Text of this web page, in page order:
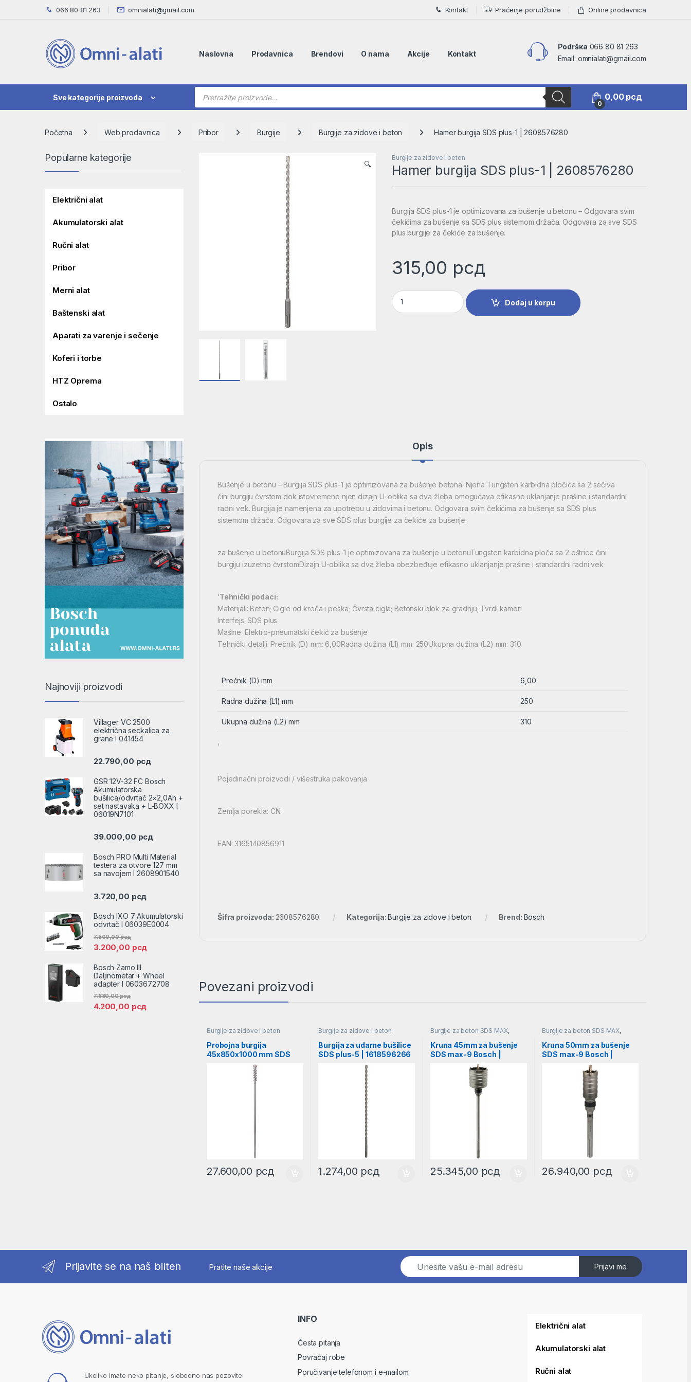
Skip to navigation
Skip to content 066 80 81 263 omnialati@gmail.com Kontakt Praćenje porudžbine Online prodavnica
Naslovna Prodavnica Brendovi O nama Akcije Kontakt
Podršкa 066 80 81 263
Email: omnialati@gmail.com
Sve kategorije proizvoda
Products search
0
0,00 рсд
Početna Web prodavnica Pribor Burgije Burgije za zidove i beton Hamer burgija SDS plus-1 | 2608576280
🔍
Burgije za zidove i beton
Hamer burgija SDS plus-1 | 2608576280
Burgija SDS plus-1 je optimizovana za bušenje u betonu – Odgovara svim
čekićima za bušenje sa SDS plus sistemom držača. Odgovara za sve SDS
plus burgije za čekiće za bušenje.
315,00 рсд
Hamer burgija SDS plus-1 | 2608576280 količina
Dodaj u korpu
Opis
Bušenje u betonu – Burgija SDS plus-1 je optimizovana za bušenje betona. Njena Tungsten karbidna pločica sa 2 sečiva
čini burgiju čvrstom dok istovremeno njen dizajn U-oblika sa dva žleba omogućava efikasno uklanjanje prašine i standardni
radni vek. Burgija je namenjena za upotrebu u zidovima i betonu. Odgovara svim čekićima za bušenje sa SDS plus
sistemom držača. Odgovara za sve SDS plus burgije za čekiće za bušenje.
za bušenje u betonuBurgija SDS plus-1 je optimizovana za bušenje u betonuTungsten karbidna ploča sa 2 oštrice čini
burgiju izuzetno čvrstomDizajn U-oblika sa dva žleba obezbeđuje efikasno uklanjanje prašine i standardni radni vek
‘Tehnički podaci:
Materijali: Beton; Cigle od kreča i peska; Čvrsta cigla; Betonski blok za gradnju; Tvrdi kamen
Interfejs: SDS plus
Mašine: Elektro-pneumatski čekić za bušenje
Tehnički detalji: Prečnik (D) mm: 6,00Radna dužina (L1) mm: 250Ukupna dužina (L2) mm: 310
Prečnik (D) mm 6,00
Radna dužina (L1) mm 250
Ukupna dužina (L2) mm 310
‘
Pojedinačni proizvodi / višestruka pakovanja
Zemlja porekla: CN
EAN: 3165140856911
Šifra proizvoda: 2608576280 Kategorija:Burgije za zidove i beton Brend: Bosch
Povezani proizvodi
Burgije za zidove i beton
Probojna burgija
45x850x1000 mm SDS
max Bosch | 1618596456
27.600,00 рсд
Burgije za zidove i beton
Burgija za udarne bušilice
SDS plus-5 | 1618596266
1.274,00 рсд
Burgije za beton SDS MAX,
Burgije za zidove i beton
Burgije
Kruna 45mm za bušenje
SDS max-9 Bosch |
25.345,00 рсд
Burgije za beton SDS MAX,
Burgije za zidove i beton
Burgije
Kruna 50mm za bušenje
SDS max-9 Bosch |
26.940,00 рсд
Popularne kategorije
Električni alat
Akumulatorski alat
Ručni alat
Pribor
Merni alat
Baštenski alat
Aparati za varenje i sečenje
Koferi i torbe
HTZ Oprema
Ostalo
Najnoviji proizvodi
Villager VC 2500
električna seckalica za
grane l 041454
22.790,00 рсд
GSR 12V-32 FC Bosch
Akumulatorska
bušilica/odvrtač 2×2,0Ah +
set nastavaka + L-BOXX l
06019N7101
39.000,00 рсд
Bosch PRO Multi Material
testera za otvore 127 mm
sa navojem l 2608901540
3.720,00 рсд
Bosch IXO 7 Akumulatorski
odvrtač l 06039E0004
3.200,00 рсд
7.500,00рсд
Bosch Zamo III
Daljinometar + Wheel
adapter l 0603672708
4.200,00 рсд
7.680,00рсд
Prijavite se na naš bilten Pratite naše akcije
E
m
a
Prijavi me
Ukoliko imate neko pitanje, slobodno nas pozovite
INFO
Česta pitanja
Povraćaj robe
Poručivanje telefonom i e-mailom
Električni alat
Akumulatorski alat
Ručni alat